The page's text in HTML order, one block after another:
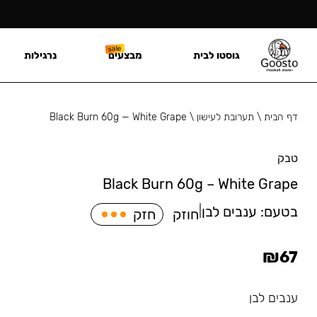
דף הבית\ תערובת לעישון \
Black Burn 60g — White Grape
טבק
Black Burn 60g – White Grape
בטעם: ענבים לבן חוזק חזק
₪67
ענבים לבן
גוסטו לבית מבצעים נרגילות